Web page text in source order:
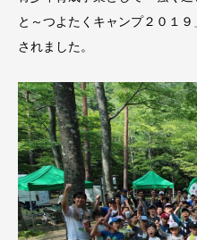
と～つよたくキャンプ２０１
されました。